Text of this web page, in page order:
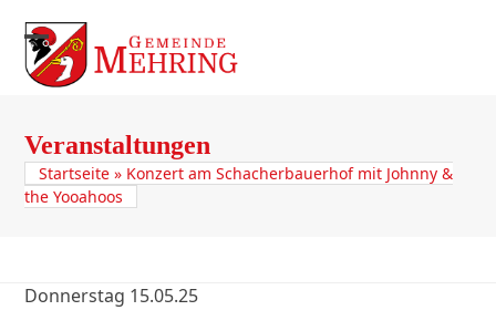
content
Open
mobile
menu
Close
mobile
menu
Veranstaltungen
Startseite » Konzert am Schacherbauerhof mit Johnny &
the Yooahoos
Donnerstag 15.05.25